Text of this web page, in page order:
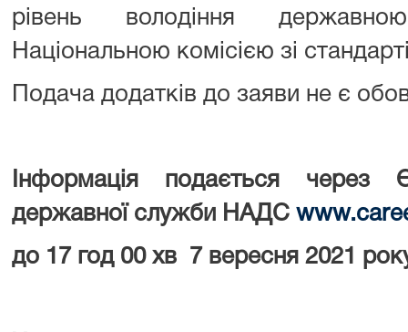
рівень володіння
Національною комісією зі
Подача додатків до заяви не є
Інформація подається через
державної служби НАДС www.
до 17 год 00 хв
7 вересня 2021